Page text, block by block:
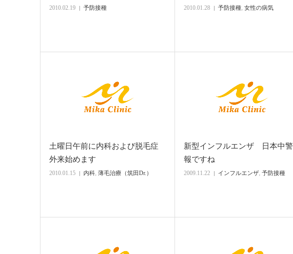
2010.02.19 予防接種 2010.01.28 予防接種, 女性の病気
土曜日午前に内科および脱毛症
外来始めます
2010.01.15 内科 薄毛治療（筑田Dr.）
新型インフルエンザ 日本中警
報ですね
2009.11.22 インフルエンザ, 予防接種